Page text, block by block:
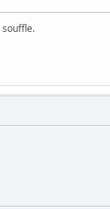
souffle.